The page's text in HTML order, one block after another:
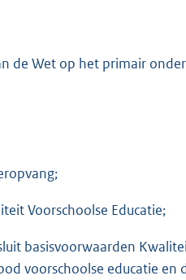
de Wet op het primair
Voorschoolse Educatie;
basisvoorwaarden
voorschoolse educatie